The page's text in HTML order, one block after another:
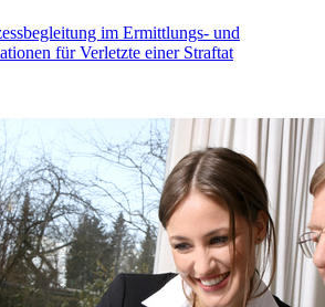
im Ermittlungs- und
für Verletzte einer Straftat